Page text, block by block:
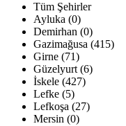
Tüm Şehirler
Ayluka (0)
Demirhan (0)
Gazimağusa (415)
Girne (71)
Güzelyurt (6)
İskele (427)
Lefke (5)
Lefkoşa (27)
Mersin (0)